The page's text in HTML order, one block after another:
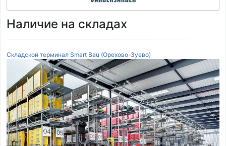
Наличие на складах
Складской терминал Smart Bau (Орехово-Зуево)